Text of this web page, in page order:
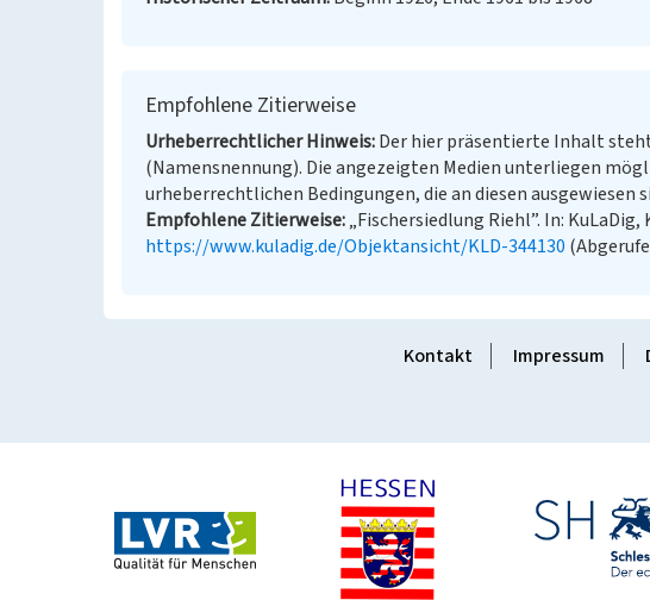
Empfohlene Zitierweise
Urheberrechtlicher Hinweis Der hier präsentierte Inhalt steht
(Namensnennung). Die angezeigten Medien unterliegen
urheberrechtlichen Bedingungen, die an diesen ausgewiesen
Empfohlene Zitierweise „Fischersiedlung Riehl”. In:
https://www.kuladig.de/Objektansicht/KLD-344130
Kontakt Impressum